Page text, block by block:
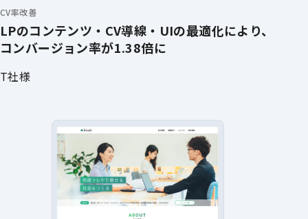
CV率改善
LPのコンテンツ・CV導線・UIの最適化により、
コンバージョン率が1.38倍に
T社様